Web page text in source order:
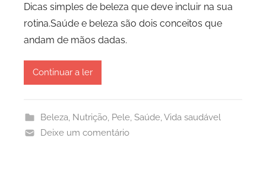
Dicas simples de beleza que deve incluir na sua
rotina.Saúde e beleza são dois conceitos que
andam de mãos dadas.
Continuar a ler
Beleza Nutrição, Pele, Saúde, Vida saudável
Deixe um comentário